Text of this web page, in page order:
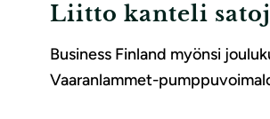
Liitto kanteli
Business Finland myönsi
Vaaranlammet-